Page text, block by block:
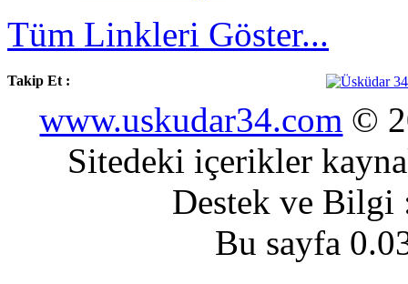
Tüm Linkleri Göster...
Takip Et :
www.uskudar34.com ©
Sitedeki içerikler
Destek ve
Bu sayfa